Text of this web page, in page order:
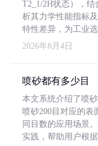
T2_1/2H状态），结
析其力学性能指标
特性差异，为工业选
2026年8月4日
喷砂都有多少目
本文系统介绍了喷
喷砂200目对应的表
同目数的应用场景
实践，帮助用户根